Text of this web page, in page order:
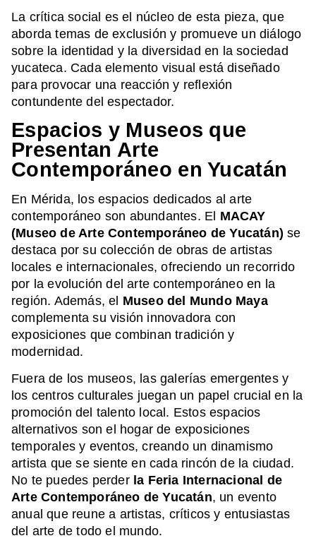
La crítica social es el núcleo de esta pieza, que
aborda temas de exclusión y promueve un diálogo
sobre la identidad y la diversidad en la sociedad
yucateca. Cada elemento visual está diseñado
para provocar una reacción y reflexión
contundente del espectador.
Espacios y Museos que
Presentan Arte
Contemporáneo en Yucatán
En Mérida, los espacios dedicados al arte
contemporáneo son abundantes. El MACAY
(Museo de Arte Contemporáneo de Yucatán) se
destaca por su colección de obras de artistas
locales e internacionales, ofreciendo un recorrido
por la evolución del arte contemporáneo en la
región. Además, el Museo del Mundo Maya
complementa su visión innovadora con
exposiciones que combinan tradición y
modernidad.
Fuera de los museos, las galerías emergentes y
los centros culturales juegan un papel crucial en la
promoción del talento local. Estos espacios
alternativos son el hogar de exposiciones
temporales y eventos, creando un dinamismo
artista que se siente en cada rincón de la ciudad.
No te puedes perder la Feria Internacional de
Arte Contemporáneo de Yucatán, un evento
anual que reune a artistas, críticos y entusiastas
del arte de todo el mundo.